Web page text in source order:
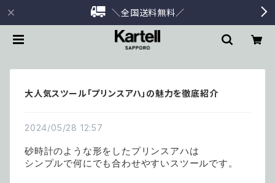
＼全国送料無料／
大人気スツール「プリンスアハ」の魅力を徹底紹介
2024/05/28 12:57
砂時計のような形をしたプリンスアハは
シンプルで何にでも合わせやすいスツールです。